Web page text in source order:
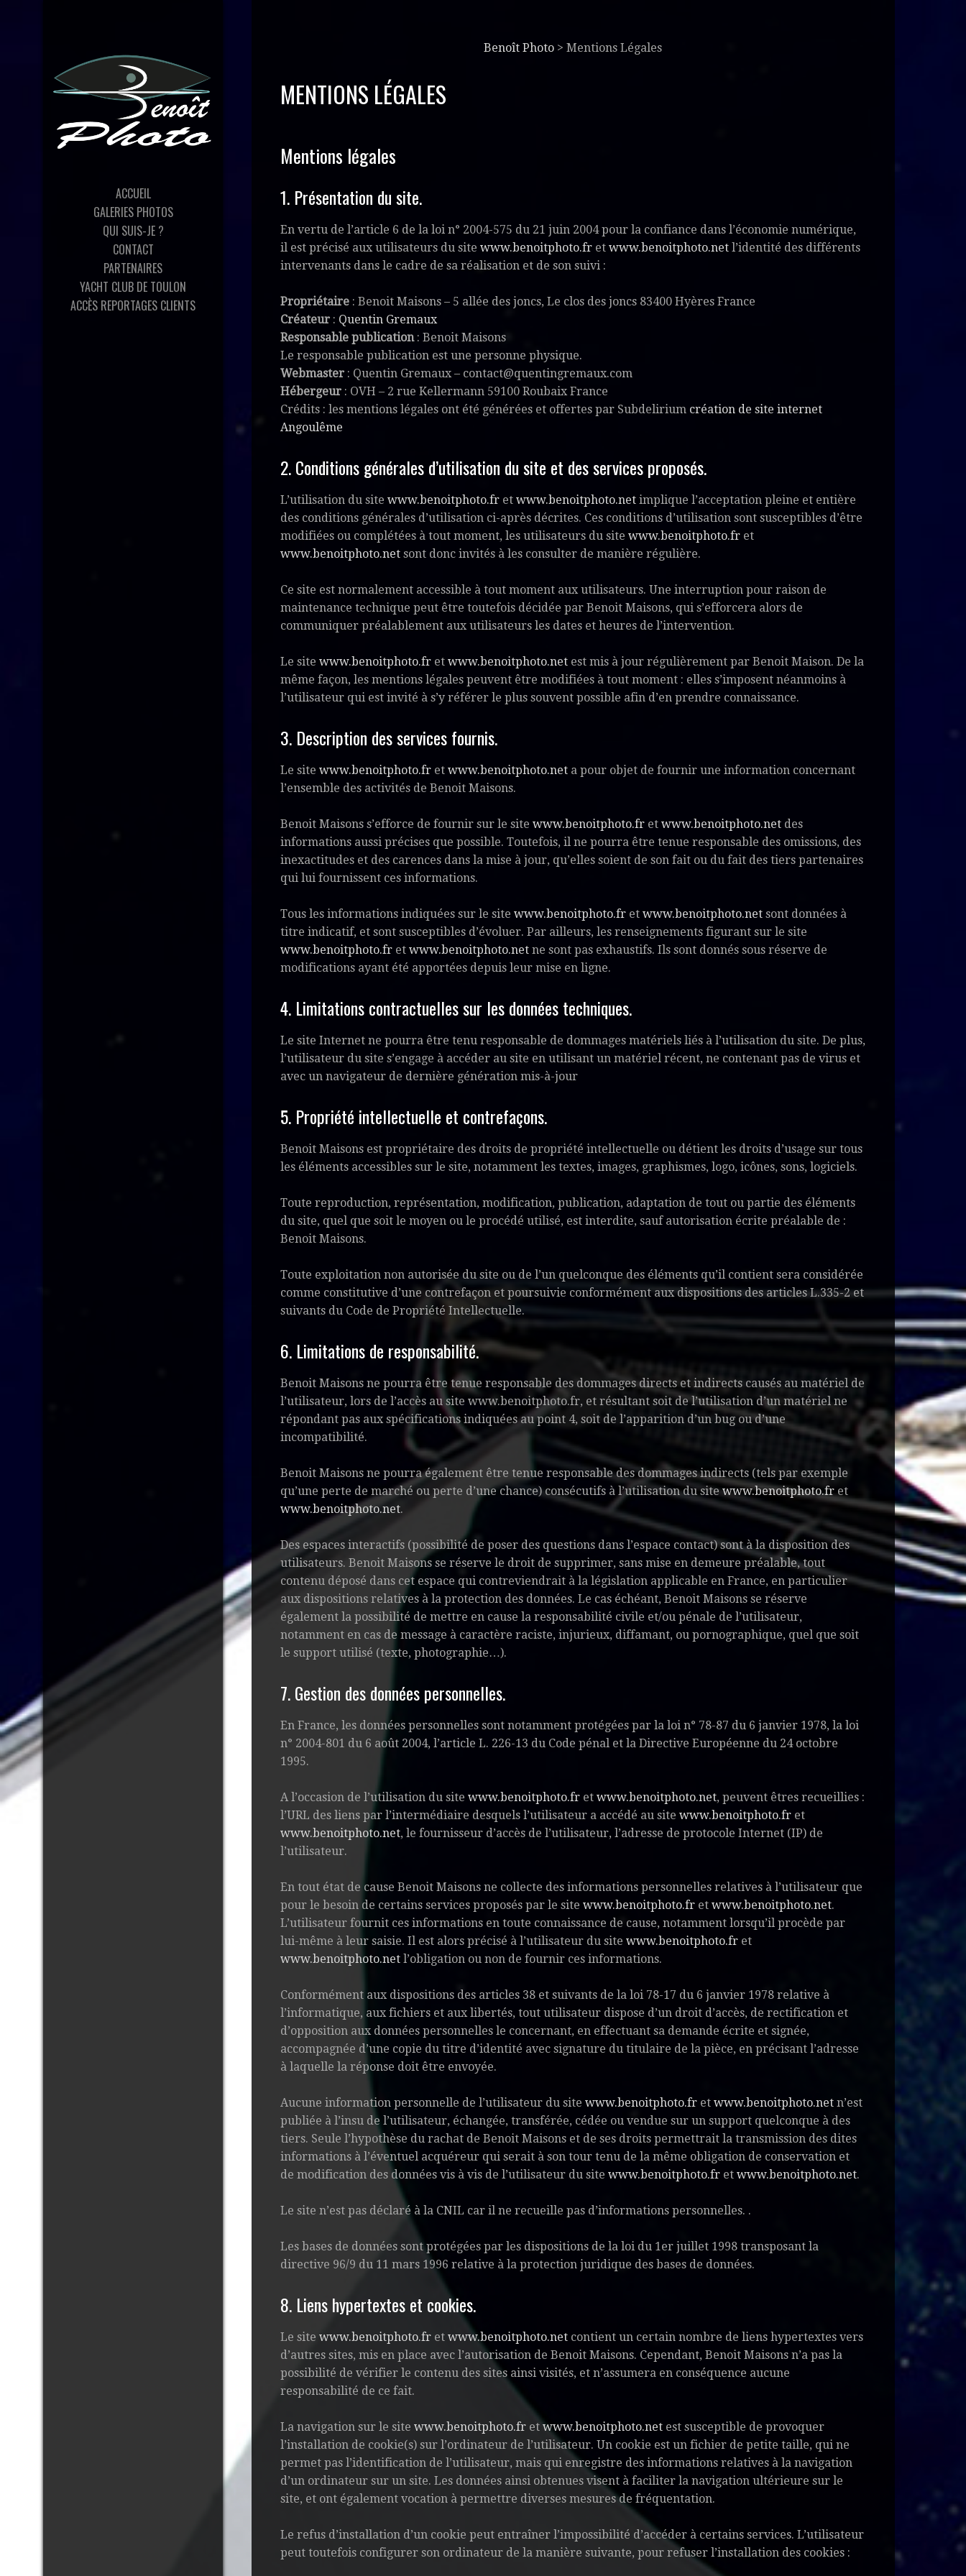
ACCUEIL
GALERIES PHOTOS
QUI SUIS-JE ?
CONTACT
PARTENAIRES
YACHT CLUB DE TOULON
ACCÈS REPORTAGES CLIENTS
Benoît Photo > Mentions Légales
MENTIONS LÉGALES
Mentions légales
1. Présentation du site.
En vertu de l’article 6 de la loi n° 2004-575 du 21 juin 2004 pour la confiance dans l’économie numérique,
il est précisé aux utilisateurs du site www.benoitphoto.fr et www.benoitphoto.net l’identité des différents
intervenants dans le cadre de sa réalisation et de son suivi :
Propriétaire : Benoit Maisons – 5 allée des joncs, Le clos des joncs 83400 Hyères France
Créateur : Quentin Gremaux
Responsable publication: Benoit Maisons
Le responsable publication est une personne physique.
Webmaster : Quentin Gremaux – contact@quentingremaux.com
Hébergeur : OVH – 2 rue Kellermann 59100 Roubaix France
Crédits : les mentions légales ont été générées et offertes par Subdelirium création de site internet
Angoulême
2. Conditions générales d’utilisation du site et des services proposés.
L’utilisation du site www.benoitphoto.fr et www.benoitphoto.net implique l’acceptation pleine et entière
des conditions générales d’utilisation ci-après décrites. Ces conditions d’utilisation sont susceptibles d’être
modifiées ou complétées à tout moment, les utilisateurs du site www.benoitphoto.fr et
www.benoitphoto.net sont donc invités à les consulter de manière régulière.
Ce site est normalement accessible à tout moment aux utilisateurs. Une interruption pour raison de
maintenance technique peut être toutefois décidée par Benoit Maisons, qui s’efforcera alors de
communiquer préalablement aux utilisateurs les dates et heures de l’intervention.
Le site www.benoitphoto.fr et www.benoitphoto.net est mis à jour régulièrement par Benoit Maison. De la
même façon, les mentions légales peuvent être modifiées à tout moment : elles s’imposent néanmoins à
l’utilisateur qui est invité à s’y référer le plus souvent possible afin d’en prendre connaissance.
3. Description des services fournis.
Le site www.benoitphoto.fr et www.benoitphoto.net a pour objet de fournir une information concernant
l’ensemble des activités de Benoit Maisons.
Benoit Maisons s’efforce de fournir sur le site www.benoitphoto.fr et www.benoitphoto.net des
informations aussi précises que possible. Toutefois, il ne pourra être tenue responsable des omissions, des
inexactitudes et des carences dans la mise à jour, qu’elles soient de son fait ou du fait des tiers partenaires
qui lui fournissent ces informations.
Tous les informations indiquées sur le site www.benoitphoto.fr et www.benoitphoto.net sont données à
titre indicatif, et sont susceptibles d’évoluer. Par ailleurs, les renseignements figurant sur le site
www.benoitphoto.fr et www.benoitphoto.net ne sont pas exhaustifs. Ils sont donnés sous réserve de
modifications ayant été apportées depuis leur mise en ligne.
4. Limitations contractuelles sur les données techniques.
Le site Internet ne pourra être tenu responsable de dommages matériels liés à l’utilisation du site. De plus,
l’utilisateur du site s’engage à accéder au site en utilisant un matériel récent, ne contenant pas de virus et
avec un navigateur de dernière génération mis-à-jour
5. Propriété intellectuelle et contrefaçons.
Benoit Maisons est propriétaire des droits de propriété intellectuelle ou détient les droits d’usage sur tous
les éléments accessibles sur le site, notamment les textes, images, graphismes, logo, icônes, sons, logiciels.
Toute reproduction, représentation, modification, publication, adaptation de tout ou partie des éléments
du site, quel que soit le moyen ou le procédé utilisé, est interdite, sauf autorisation écrite préalable de :
Benoit Maisons.
Toute exploitation non autorisée du site ou de l’un quelconque des éléments qu’il contient sera considérée
comme constitutive d’une contrefaçon et poursuivie conformément aux dispositions des articles L.335-2 et
suivants du Code de Propriété Intellectuelle.
6. Limitations de responsabilité.
Benoit Maisons ne pourra être tenue responsable des dommages directs et indirects causés au matériel de
l’utilisateur, lors de l’accès au site www.benoitphoto.fr, et résultant soit de l’utilisation d’un matériel ne
répondant pas aux spécifications indiquées au point 4, soit de l’apparition d’un bug ou d’une
incompatibilité.
Benoit Maisons ne pourra également être tenue responsable des dommages indirects (tels par exemple
qu’une perte de marché ou perte d’une chance) consécutifs à l’utilisation du sitewww.benoitphoto.fr et
www.benoitphoto.net.
Des espaces interactifs (possibilité de poser des questions dans l’espace contact) sont à la disposition des
utilisateurs. Benoit Maisons se réserve le droit de supprimer, sans mise en demeure préalable, tout
contenu déposé dans cet espace qui contreviendrait à la législation applicable en France, en particulier
aux dispositions relatives à la protection des données. Le cas échéant, Benoit Maisons se réserve
également la possibilité de mettre en cause la responsabilité civile et/ou pénale de l’utilisateur,
notamment en cas de message à caractère raciste, injurieux, diffamant, ou pornographique, quel que soit
le support utilisé (texte, photographie…).
7. Gestion des données personnelles.
En France, les données personnelles sont notamment protégées par la loi n° 78-87 du 6 janvier 1978, la loi
n° 2004-801 du 6 août 2004, l’article L. 226-13 du Code pénal et la Directive Européenne du 24 octobre
1995.
A l’occasion de l’utilisation du site www.benoitphoto.fr et www.benoitphoto.net, peuvent êtres recueillies :
l’URL des liens par l’intermédiaire desquels l’utilisateur a accédé au site www.benoitphoto.fr et
www.benoitphoto.net, le fournisseur d’accès de l’utilisateur, l’adresse de protocole Internet (IP) de
l’utilisateur.
En tout état de cause Benoit Maisons ne collecte des informations personnelles relatives à l’utilisateur que
pour le besoin de certains services proposés par le site www.benoitphoto.fr et www.benoitphoto.net.
L’utilisateur fournit ces informations en toute connaissance de cause, notamment lorsqu’il procède par
lui-même à leur saisie. Il est alors précisé à l’utilisateur du site www.benoitphoto.fr et
www.benoitphoto.net l’obligation ou non de fournir ces informations.
Conformément aux dispositions des articles 38 et suivants de la loi 78-17 du 6 janvier 1978 relative à
l’informatique, aux fichiers et aux libertés, tout utilisateur dispose d’un droit d’accès, de rectification et
d’opposition aux données personnelles le concernant, en effectuant sa demande écrite et signée,
accompagnée d’une copie du titre d’identité avec signature du titulaire de la pièce, en précisant l’adresse
à laquelle la réponse doit être envoyée.
Aucune information personnelle de l’utilisateur du site www.benoitphoto.fr et www.benoitphoto.net n’est
publiée à l’insu de l’utilisateur, échangée, transférée, cédée ou vendue sur un support quelconque à des
tiers. Seule l’hypothèse du rachat de Benoit Maisons et de ses droits permettrait la transmission des dites
informations à l’éventuel acquéreur qui serait à son tour tenu de la même obligation de conservation et
de modification des données vis à vis de l’utilisateur du site www.benoitphoto.fr et www.benoitphoto.net.
Le site n’est pas déclaré à la CNIL car il ne recueille pas d’informations personnelles. .
Les bases de données sont protégées par les dispositions de la loi du 1er juillet 1998 transposant la
directive 96/9 du 11 mars 1996 relative à la protection juridique des bases de données.
8. Liens hypertextes et cookies.
Le site www.benoitphoto.fr et www.benoitphoto.net contient un certain nombre de liens hypertextes vers
d’autres sites, mis en place avec l’autorisation de Benoit Maisons. Cependant, Benoit Maisons n’a pas la
possibilité de vérifier le contenu des sites ainsi visités, et n’assumera en conséquence aucune
responsabilité de ce fait.
La navigation sur le site www.benoitphoto.fr et www.benoitphoto.net est susceptible de provoquer
l’installation de cookie(s) sur l’ordinateur de l’utilisateur. Un cookie est un fichier de petite taille, qui ne
permet pas l’identification de l’utilisateur, mais qui enregistre des informations relatives à la navigation
d’un ordinateur sur un site. Les données ainsi obtenues visent à faciliter la navigation ultérieure sur le
site, et ont également vocation à permettre diverses mesures de fréquentation.
Le refus d’installation d’un cookie peut entraîner l’impossibilité d’accéder à certains services. L’utilisateur
peut toutefois configurer son ordinateur de la manière suivante, pour refuser l’installation des cookies :